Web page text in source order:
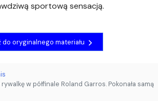
sportową sensacją.
do oryginalnego materiału
w półfinale Roland Garros. Pokonała samą